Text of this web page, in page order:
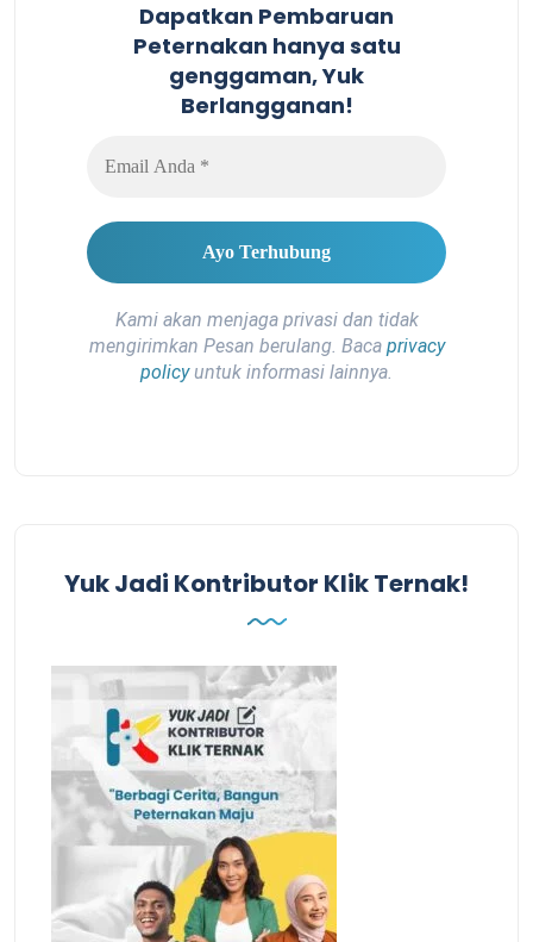
Dapatkan Pembaruan
Peternakan hanya satu
genggaman, Yuk
Berlangganan!
Kami akan menjaga privasi dan tidak
mengirimkan Pesan berulang. Baca privacy
policyuntuk informasi lainnya.
Yuk Jadi Kontributor Klik Ternak!